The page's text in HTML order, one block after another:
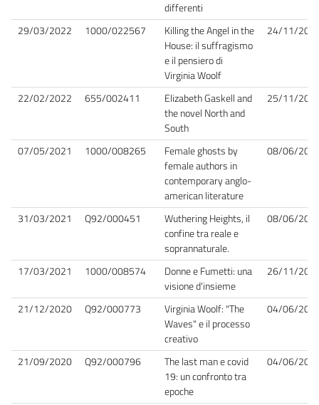
differenti
29/03/2022
1000/022567
Killing the Angel in the
House: il suffragismo
e il pensiero di
Virginia Woolf
24/11/
22/02/2022 655/002411
Elizabeth Gaskell and
the novel North and
South
25/11/
07/05/2021 1000/008265
Female ghosts by
female authors in
contemporary anglo-
american literature
08/06/
31/03/2021 Q92/000451
Wuthering Heights, il
confine tra reale e
soprannaturale.
08/06/
17/03/2021 1000/008574
Donne e Fumetti: una
visione d'insieme
26/11/
21/12/2020 Q92/000773
Virginia Woolf: "The
Waves" e il processo
creativo
04/06/
21/09/2020 Q92/000796
The last man e covid
19: un confronto tra
epoche
04/06/